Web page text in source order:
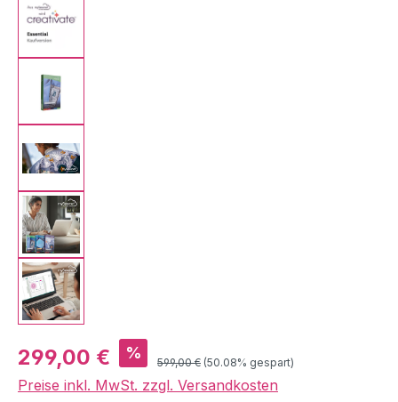
Verkaufspreis:
299,00 € % Regulärer Preis:
599,00 € (50.08% gespart)
Preise inkl. MwSt. zzgl. Versandkosten